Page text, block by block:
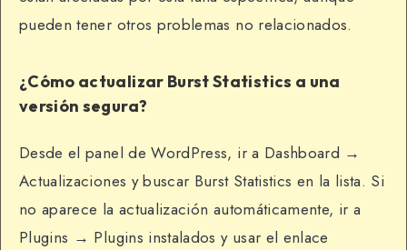
pueden tener otros problemas no relacionados.
¿Cómo actualizar Burst Statistics a una
versión segura?
Desde el panel de WordPress, ir a Dashboard →
Actualizaciones y buscar Burst Statistics en la lista. Si
no aparece la actualización automáticamente, ir a
Plugins → Plugins instalados y usar el enlace